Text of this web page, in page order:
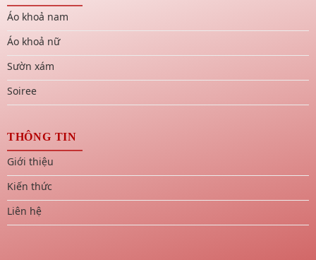
Áo khoả nam
Áo khoả nữ
Sườn xám
Soiree
THÔNG TIN
Giới thiệu
Kiến thức
Liên hệ